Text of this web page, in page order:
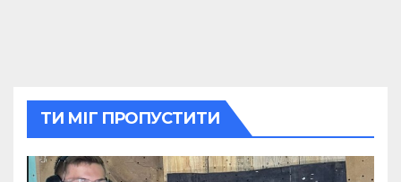
ТИ МІГ ПРОПУСТИТИ